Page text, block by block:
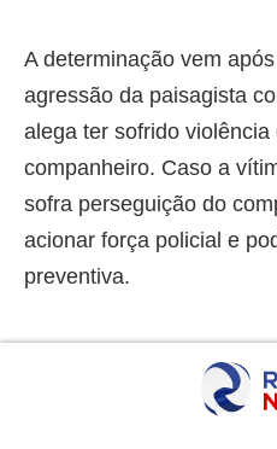
A determinação vem
agressão da paisagista
alega ter sofrido
companheiro. Caso a
sofra perseguição do
acionar força policial e
preventiva.